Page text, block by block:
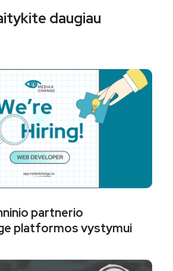
daugiau
partnerio
platformos vystymui